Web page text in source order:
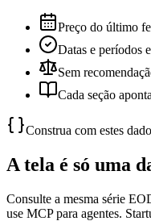
Preço do último
Datas e períodos
Sem
Cada seção
Construa com estes
A tela é só uma
Consulte a mesma série
use MCP para agentes.